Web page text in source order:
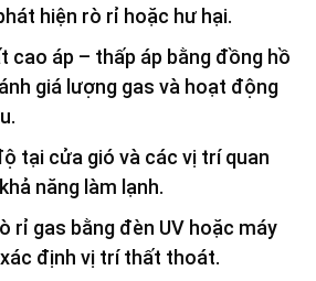
hiện rò rỉ hoặc hư hại.
cao áp – thấp áp bằng đồng hồ
giá lượng gas và hoạt động
tại cửa gió và các vị trí quan
năng làm lạnh.
rỉ gas bằng đèn UV hoặc máy
định vị trí thất thoát.